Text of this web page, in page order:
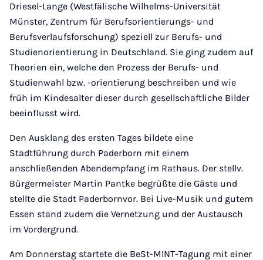
Driesel-Lange (Westfälische Wilhelms-Universität
Münster, Zentrum für Berufsorientierungs- und
Berufsverlaufsforschung) speziell zur Berufs- und
Studienorientierung in Deutschland. Sie ging zudem auf
Theorien ein, welche den Prozess der Berufs- und
Studienwahl bzw. -orientierung beschreiben und wie
früh im Kindesalter dieser durch gesellschaftliche Bilder
beeinflusst wird.
Den Ausklang des ersten Tages bildete eine
Stadtführung durch Paderborn mit einem
anschließenden Abendempfang im Rathaus. Der stellv.
Bürgermeister Martin Pantke begrüßte die Gäste und
stellte die Stadt Paderbornvor. Bei Live-Musik und gutem
Essen stand zudem die Vernetzung und der Austausch
im Vordergrund.
Am Donnerstag startete die BeSt-MINT-Tagung mit einer